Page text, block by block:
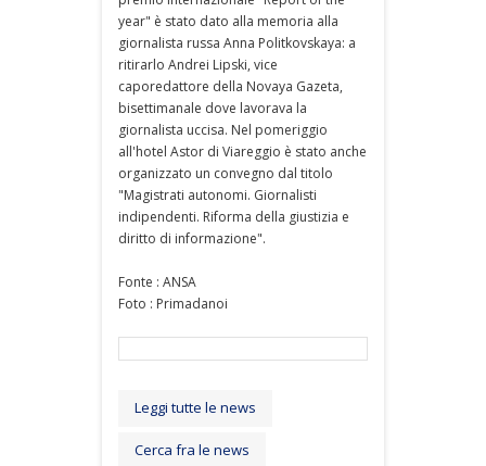
year" è stato dato alla memoria alla
giornalista russa Anna Politkovskaya: a
ritirarlo Andrei Lipski, vice
caporedattore della Novaya Gazeta,
bisettimanale dove lavorava la
giornalista uccisa. Nel pomeriggio
all'hotel Astor di Viareggio è stato anche
organizzato un convegno dal titolo
"Magistrati autonomi. Giornalisti
indipendenti. Riforma della giustizia e
diritto di informazione".
Fonte : ANSA
Foto : Primadanoi
Leggi tutte le news
Cerca fra le news